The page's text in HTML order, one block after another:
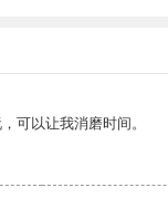
可以让我消磨时间。